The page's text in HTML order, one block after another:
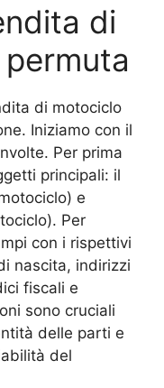
di
di motociclo
Iniziamo con il
Per prima
principali: il
e
Per
con i rispettivi
nascita, indirizzi
fiscali e
sono cruciali
delle parti e
del